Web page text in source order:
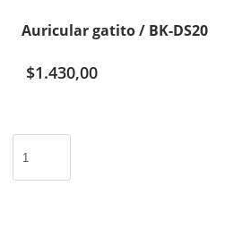
Auricular gatito / BK-DS20
$1.430,00
gatito